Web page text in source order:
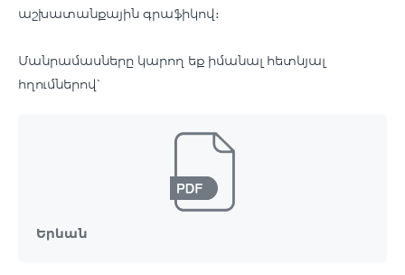
աշխատանքային գրաֆիկով։
Մանրամասները կարող եք իմանալ հետևյալ
հղումներով՝
Երևան